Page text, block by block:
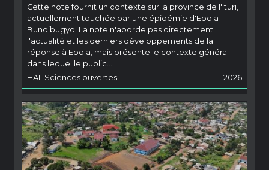
Cette note fournit un contexte sur la province de l'Ituri,
actuellement touchée par une épidémie d'Ebola
Bundibugyo. La note n'aborde pas directement
l'actualité et les derniers développements de la
réponse à Ebola, mais présente le contexte général
dans lequel le public...
HAL Sciences ouvertes
2026